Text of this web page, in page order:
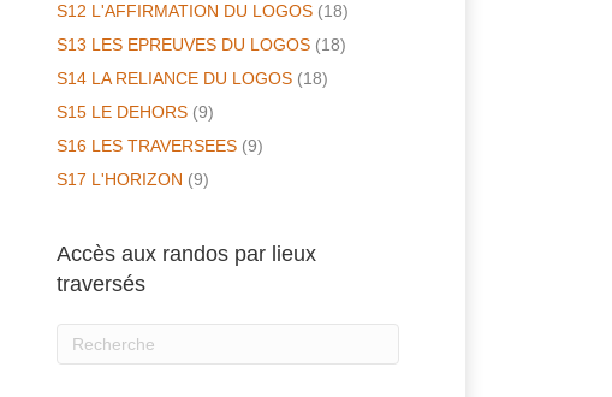
S12 L'AFFIRMATION DU LOGOS (18)
S13 LES EPREUVES DU LOGOS (18)
S14 LA RELIANCE DU LOGOS (18)
S15 LE DEHORS (9)
S16 LES TRAVERSEES (9)
S17 L'HORIZON (9)
Accès aux randos par lieux
traversés